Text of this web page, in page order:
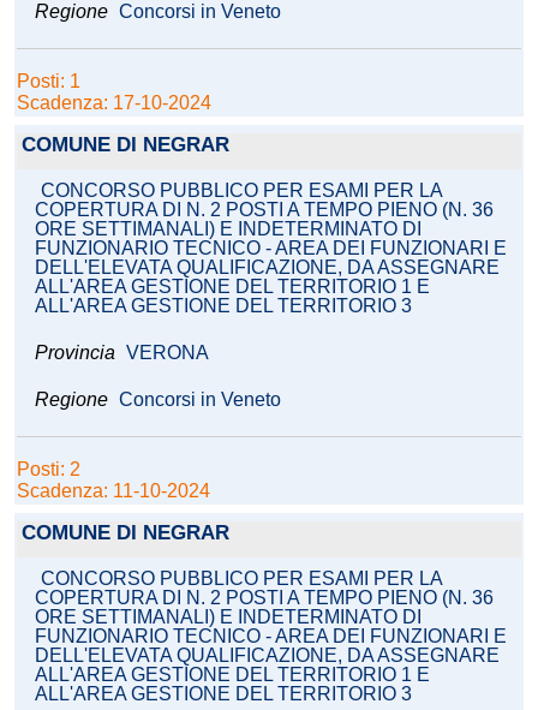
Regione Concorsi in Veneto
Posti: 1
Scadenza: 17-10-2024
COMUNE DI NEGRAR
CONCORSO PUBBLICO PER ESAMI PER LA
COPERTURA DI N. 2 POSTI A TEMPO PIENO (N. 36
ORE SETTIMANALI) E INDETERMINATO DI
FUNZIONARIO TECNICO - AREA DEI FUNZIONARI E
DELL'ELEVATA QUALIFICAZIONE, DA ASSEGNARE
ALL'AREA GESTIONE DEL TERRITORIO 1 E
ALL'AREA GESTIONE DEL TERRITORIO 3
Provincia VERONA
Regione Concorsi in Veneto
Posti: 2
Scadenza: 11-10-2024
COMUNE DI NEGRAR
CONCORSO PUBBLICO PER ESAMI PER LA
COPERTURA DI N. 2 POSTI A TEMPO PIENO (N. 36
ORE SETTIMANALI) E INDETERMINATO DI
FUNZIONARIO TECNICO - AREA DEI FUNZIONARI E
DELL'ELEVATA QUALIFICAZIONE, DA ASSEGNARE
ALL'AREA GESTIONE DEL TERRITORIO 1 E
ALL'AREA GESTIONE DEL TERRITORIO 3